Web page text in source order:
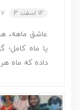
12 اسفند 3
عاشق ماهه،
یا ماه
داده که ماه